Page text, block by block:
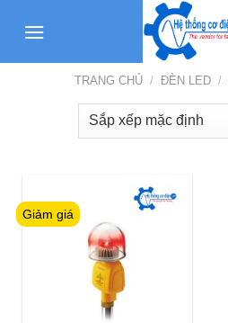
TRANG CHỦ / ĐÈN LED /
Giảm giá